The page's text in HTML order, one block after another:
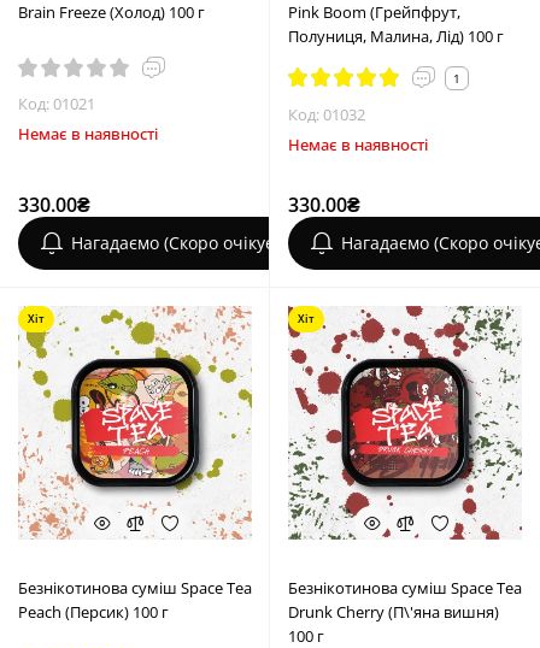
Brain Freeze (Холод) 100 г
Код: 01021
Немає в наявності
330.00₴
Нагадаємо (Скоро очікується)
Pink Boom (Грейпфрут,
Полуниця, Малина, Лід) 100 г
1
Код: 01032
Немає в наявності
330.00₴
Нагадаємо (Скоро
Хіт
Безнікотинова суміш Space Tea
Peach (Персик) 100 г
Хіт
Безнікотинова суміш Space Tea
Drunk Cherry (П\'яна вишня)
100 г